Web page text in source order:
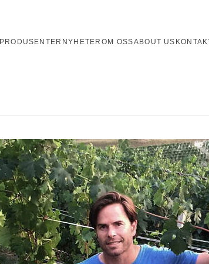
PRODUSENTER NYHETER OM OSSABOUT US